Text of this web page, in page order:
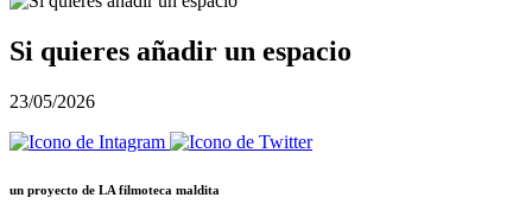
Si quieres añadir un espacio
23/05/2026
un proyecto de LA filmoteca maldita